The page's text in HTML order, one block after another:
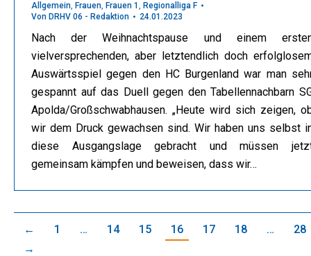
Allgemein, Frauen, Frauen 1 , Regionalliga F
Von DRHV 06 - Redaktion 24.01.2023
Nach der Weihnachtspause und einem
vielversprechenden, aber letztendlich doch
Auswärtsspiel gegen den HC Burgenland war man
gespannt auf das Duell gegen den Tabellennachbarn
Apolda/Großschwabhausen. „Heute wird sich zeigen,
wir dem Druck gewachsen sind. Wir haben uns selbst
diese Ausgangslage gebracht und müssen
gemeinsam kämpfen und beweisen, dass wir…
← 1 … 14 15 16 17 18 …
28
→